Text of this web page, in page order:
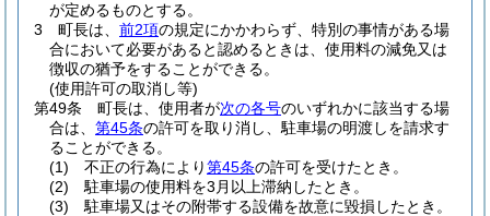
が定めるものとする。
3
町長は、 前2項の規定にかかわらず、特別の事情がある場
合において必要があると認めるときは、使用料の減免又は
徴収の猶予をすることができる。
(使用許可の取消し等)
第49条
町長は、使用者が次の各号のいずれかに該当する場
合は、 第45条の許可を取り消し、駐車場の明渡しを請求す
ることができる。
(1)
不正の行為により第45条の許可を受けたとき。
(2)
駐車場の使用料を3月以上滞納したとき。
(3)
駐車場又はその附帯する設備を故意に毀損したとき。